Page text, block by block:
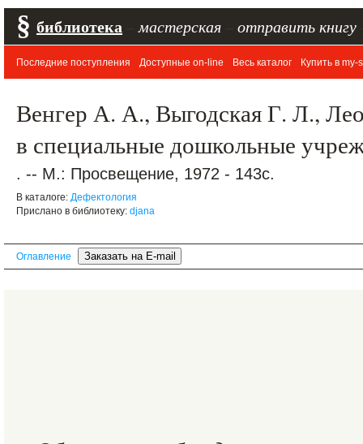
§ библиотека мастерская отправить книгу
Последние поступления Доступные on-line Весь каталог Купить в my-
Венгер А. А., Выгодская Г. Л.,
в специальные дошкольные
. -- М.: Просвещение, 1972 - 143с.
В каталоге: Дефектология
Прислано в библиотеку: djana
Оглавление